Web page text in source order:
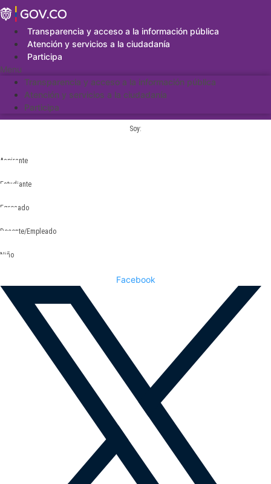
Saltar
al
contenidoTransparencia y acceso a la información pública
Atención y servicios a la ciudadanía
Participa
Menu
Transparencia y acceso a la información pública
Atención y servicios a la ciudadanía
Participa
Soy:
Aspirante
Estudiante
Egresado
Docente/Empleado
Niño
Facebook